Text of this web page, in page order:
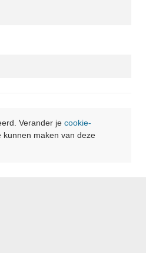
Verander je cookie-
kunnen maken van deze